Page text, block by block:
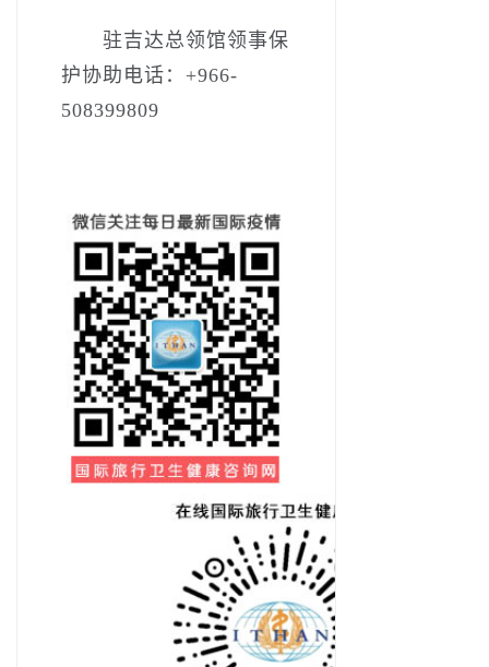
驻吉达总领馆领事保
护协助电话：+966-
508399809